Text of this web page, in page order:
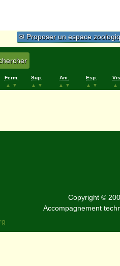
✉ Proposer un espace
Ferm.
▲
▼
Sup.
▲
▼
Ani.
▲
▼
Esp.
▲
▼
▲
Copyright ©
Accompagnement